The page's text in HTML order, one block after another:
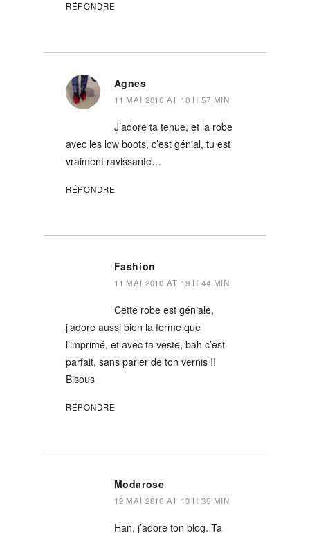
RÉPONDRE
Agnes
11 MAI 2010 AT 10 H 57 MIN
J’adore ta tenue, et la robe
avec les low boots, c’est génial, tu est
vraiment ravissante…
RÉPONDRE
Fashion
11 MAI 2010 AT 19 H 44 MIN
Cette robe est géniale,
j’adore aussi bien la forme que
l’imprimé, et avec ta veste, bah c’est
parfait, sans parler de ton vernis !!
Bisous
RÉPONDRE
Modarose
12 MAI 2010 AT 13 H 35 MIN
Han, j’adore ton blog. Ta